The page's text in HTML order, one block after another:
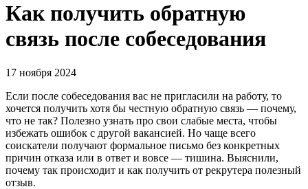
Как получить обратную
связь после собеседования
17 ноября 2024
Если после собеседования вас не пригласили на работу, то
хочется получить хотя бы честную обратную связь — почему,
что не так? Полезно узнать про свои слабые места, чтобы
избежать ошибок с другой вакансией. Но чаще всего
соискатели получают формальное письмо без конкретных
причин отказа или в ответ и вовсе — тишина. Выяснили,
почему так происходит и как получить от рекрутера полезный
отзыв.